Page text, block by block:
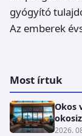
gyógyító
Az emberek
Most írtuk
Okos
2026.